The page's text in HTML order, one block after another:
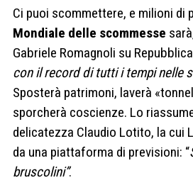
Ci puoi scommettere, e milioni di
Mondiale delle scommesse
Gabriele Romagnoli su
con il record di tutti i tempi nelle
Sposterà patrimoni, laverà
sporcherà coscienze. Lo
delicatezza Claudio Lotito, la cui
da una piattaforma di previsioni: “
bruscolini”.